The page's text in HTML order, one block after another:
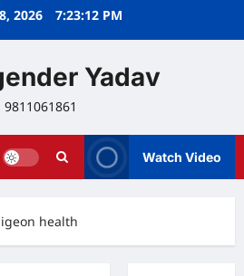
2026 7:23:12 PM
Yadav
9811061861
Watch Video
health